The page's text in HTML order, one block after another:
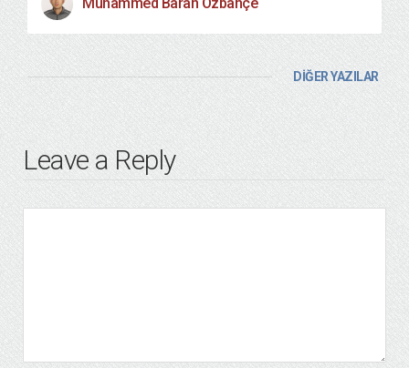
DİĞER YAZILAR
Leave a Reply